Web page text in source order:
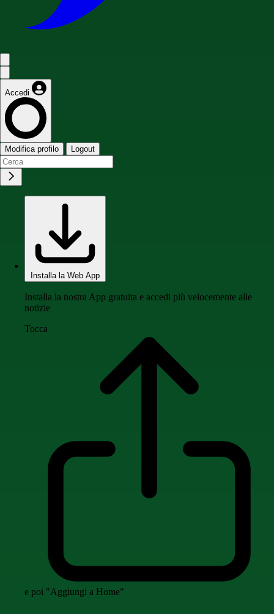
Accedi
Modifica profilo Logout
Installa la Web App
Installa la nostra App gratuita e accedi più velocemente alle
notizie
Tocca
e poi "Aggiungi a Home"